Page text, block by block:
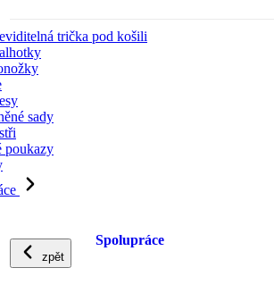
trička pod košili
sady
poukazy
zpět
Spolupráce